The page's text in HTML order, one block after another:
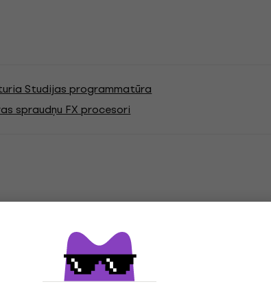
Studijas programmatūra
spraudņu FX procesori